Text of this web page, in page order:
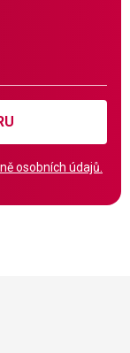
osobních údajů.